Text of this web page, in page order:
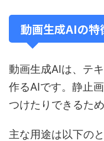
動画生成AIの特
動画生成AIは、テ
作るAIです。静止
つけたりできるた
主な用途は以下のと